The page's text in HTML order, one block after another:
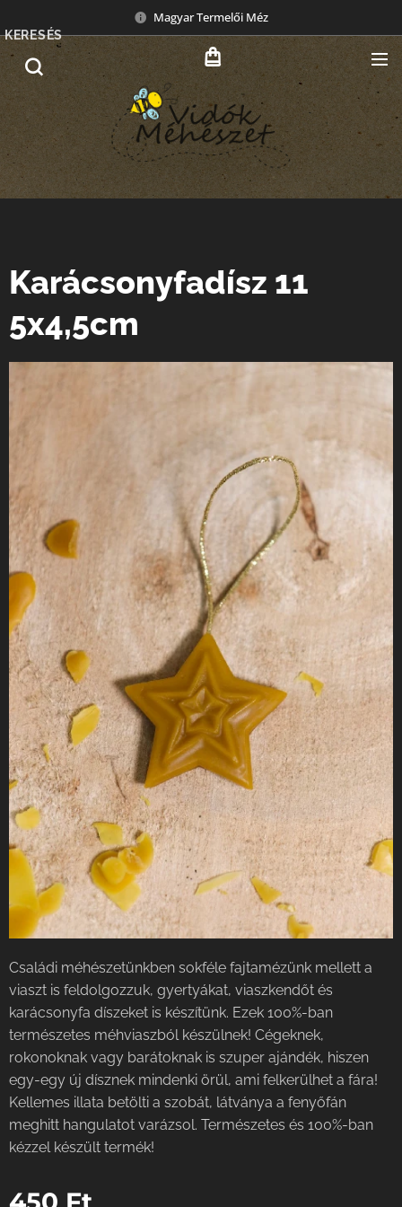
Magyar Termelői Méz
KERESÉS
Karácsonyfadísz 11
5x4,5cm
Családi méhészetünkben sokféle fajtamézünk mellett a
viaszt is feldolgozzuk, gyertyákat, viaszkendőt és
karácsonyfa díszeket is készítünk. Ezek 100%-ban
természetes méhviaszból készülnek! Cégeknek,
rokonoknak vagy barátoknak is szuper ajándék, hiszen
egy-egy új dísznek mindenki örül, ami felkerülhet a fára!
Kellemes illata betölti a szobát, látványa a fenyőfán
meghitt hangulatot varázsol. Természetes és 100%-ban
kézzel készült termék!